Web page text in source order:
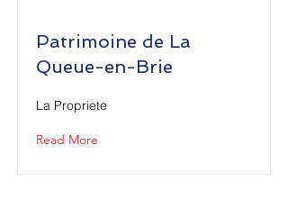
Patrimoine de La
Queue-en-Brie
La Propriete
Read More